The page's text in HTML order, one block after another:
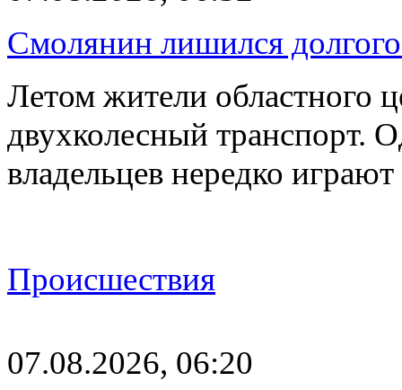
Смолянин лишился
Летом жители областного
двухколесный транспорт.
владельцев нередко
Происшествия
07.08.2026, 06:20